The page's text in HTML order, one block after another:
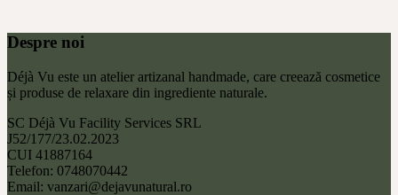
Despre noi
Déjà Vu este un atelier artizanal handmade, care creează cosmetice
și produse de relaxare din ingrediente naturale.
SC Déjà Vu Facility Services SRL
J52/177/23.02.2023
CUI 41887164
Telefon: 0748070442
Email: vanzari@dejavunatural.ro